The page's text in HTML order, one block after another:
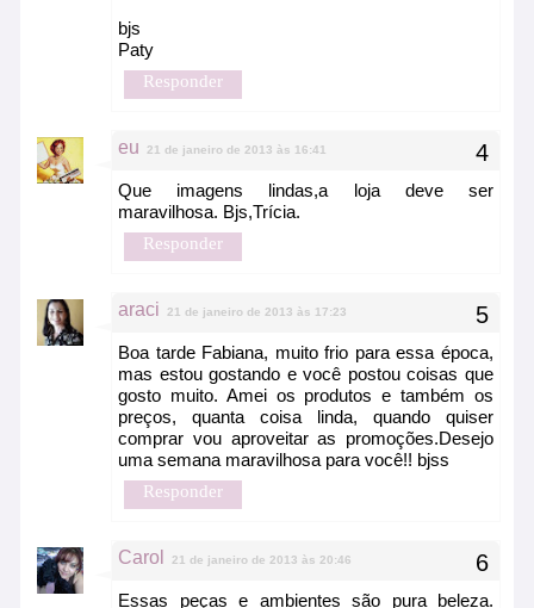
bjs
Paty
Responder
eu 21 de janeiro de 2013 às 16:41
Que imagens lindas,a loja deve ser
maravilhosa. Bjs,Trícia.
Responder
araci 21 de janeiro de 2013 às 17:23
Boa tarde Fabiana, muito frio para essa época,
mas estou gostando e você postou coisas que
gosto muito. Amei os produtos e também os
preços, quanta coisa linda, quando quiser
comprar vou aproveitar as promoções.Desejo
uma semana maravilhosa para você!! bjss
Responder
Carol 21 de janeiro de 2013 às 20:46
Essas peças e ambientes são pura beleza.